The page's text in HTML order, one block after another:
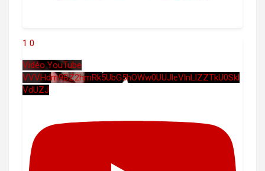
1 0
Vidéo YouTube
VVVHdm9BZ2hmRk5UbG5hOWw0UUJleVlnLlZZTkU0Skl
VdUZJ